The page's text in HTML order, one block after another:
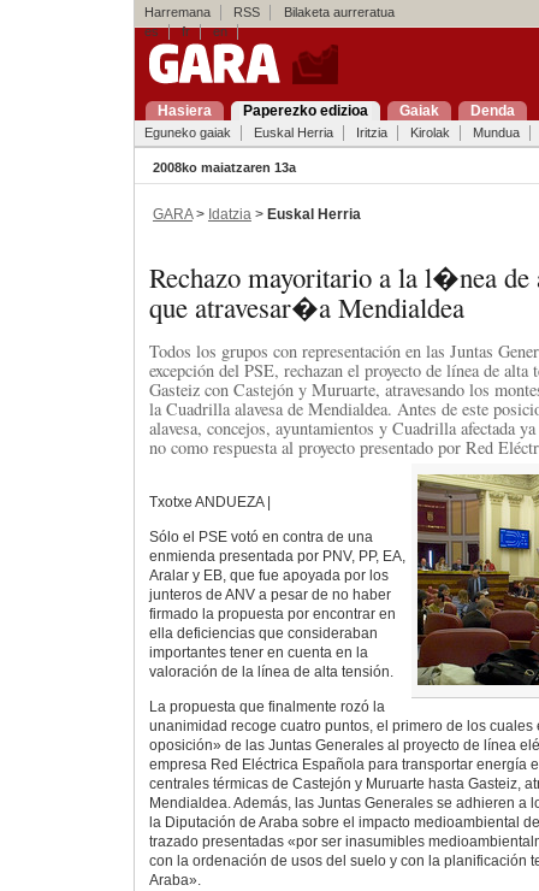
Harremana RSS
Bilaketa aurreratua
es
fr en
Hasiera Paperezko edizioa Gaiak Denda
Eguneko gaiak Euskal Herria Iritzia Kirolak Mundua
2008ko maiatzaren 13a
GARA> Idatzia > Euskal Herria
Rechazo mayoritario a la l�nea
que atravesar�a Mendialdea
Todos los grupos con representación en las Juntas
excepción del PSE, rechazan el proyecto de línea de alta
Gasteiz con Castejón y Muruarte, atravesando los
la Cuadrilla alavesa de Mendialdea. Antes de este
alavesa, concejos, ayuntamientos y Cuadrilla afectada
no como respuesta al proyecto presentado por Red
Txotxe ANDUEZA |
Sólo el PSE votó en contra de una
enmienda presentada por PNV, PP, EA,
Aralar y EB, que fue apoyada por los
junteros de ANV a pesar de no haber
firmado la propuesta por encontrar en
ella deficiencias que consideraban
importantes tener en cuenta en la
valoración de la línea de alta tensión.
La propuesta que finalmente rozó la
unanimidad recoge cuatro puntos, el primero de los cuales
oposición» de las Juntas Generales al proyecto de línea
empresa Red Eléctrica Española para transportar energía
centrales térmicas de Castejón y Muruarte hasta Gasteiz,
Mendialdea. Además, las Juntas Generales se adhieren a
la Diputación de Araba sobre el impacto medioambiental
trazado presentadas «por ser inasumibles
con la ordenación de usos del suelo y con la planificación
Araba».